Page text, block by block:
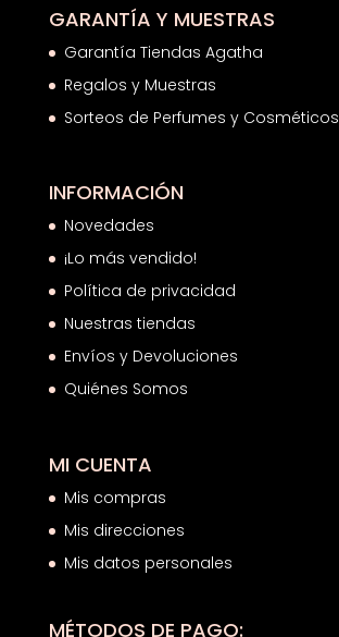
GARANTÍA Y MUESTRAS
Garantía Tiendas Agatha
Regalos y Muestras
Sorteos de Perfumes y Cosméticos
INFORMACIÓN
Novedades
¡Lo más vendido!
Política de privacidad
Nuestras tiendas
Envíos y Devoluciones
Quiénes Somos
MI CUENTA
Mis compras
Mis direcciones
Mis datos personales
MÉTODOS DE PAGO: